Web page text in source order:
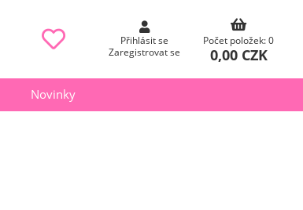
Přihlásit se
Zaregistrovat se
Počet položek: 0
0,00 CZK
Novinky